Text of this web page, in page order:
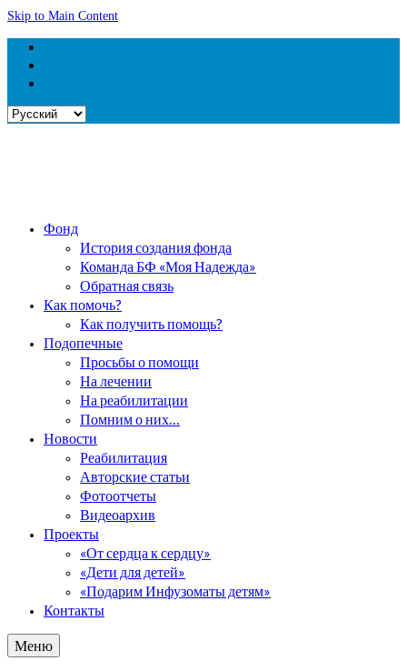
Skip to Main Content
Выбрать
Фонд
История создания фонда
Команда БФ «Моя Надежда»
Обратная связь
Как помочь?
Как получить помощь?
Подопечные
Просьбы о помощи
На лечении
На реабилитации
Помним о них…
Новости
Реабилитация
Авторские статьи
Фотоотчеты
Видеоархив
Проекты
«От сердца к сердцу»
«Дети для детей»
«Подарим Инфузоматы детям»
Контакты
Меню